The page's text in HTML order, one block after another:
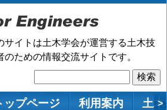
サイトは土木学会が運営する土木技
のための情報交流サイトです。
索
ンップページ 利用案内 土 >